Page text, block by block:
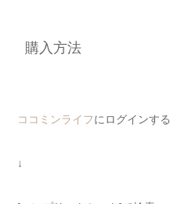
購入方法
ココミンライフにログインする
↓